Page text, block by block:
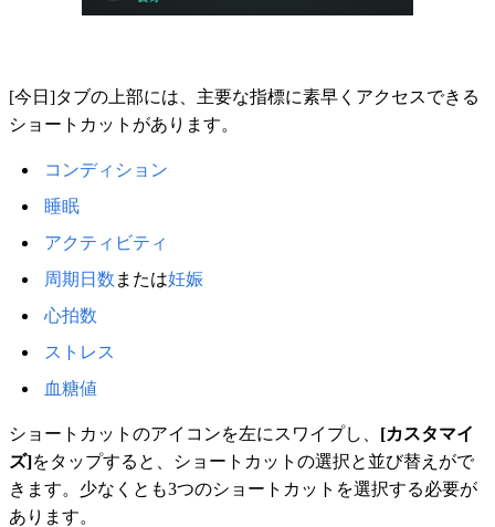
[今日]タブの上部には、主要な指標に素早くアクセスできる
ショートカットがあります。
コンディション
睡眠
アクティビティ
周期日数 または妊娠
心拍数
ストレス
血糖値
ショートカットのアイコンを左にスワイプし、 [カスタマイ
ズ]をタップすると、ショートカットの選択と並び替えがで
きます。少なくとも3つのショートカットを選択する必要が
あります。